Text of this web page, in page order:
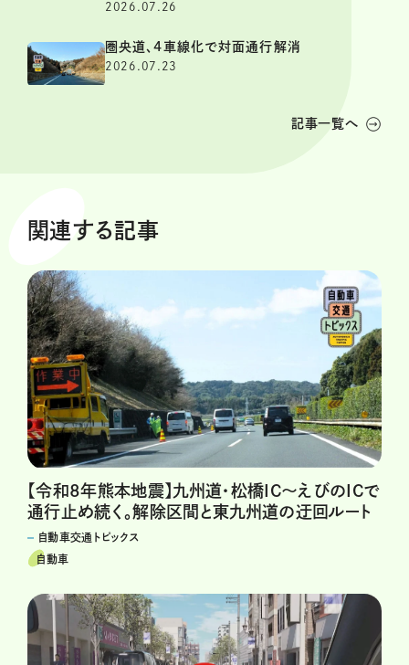
2026.07.26
圏央道、4車線化で対面通行解消
2026.07.23
記事一覧へ
関連する記事
【令和8年熊本地震】九州道・松橋IC～えびのICで
通行止め続く。解除区間と東九州道の迂回ルート
自動車交通トピックス
自動車